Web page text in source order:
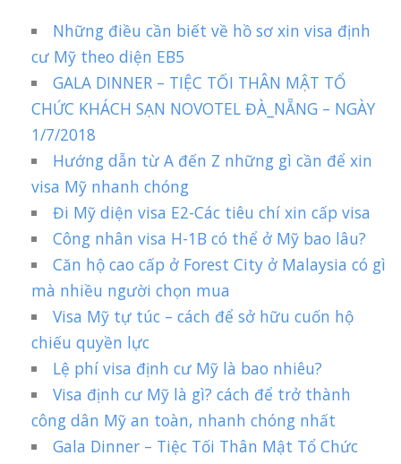
Những điều cần biết về hồ sơ xin visa định
cư Mỹ theo diện EB5
GALA DINNER – TIỆC TỐI THÂN MẬT TỔ
CHỨC KHÁCH SẠN NOVOTEL ĐÀ_NẴNG – NGÀY
1/7/2018
Hướng dẫn từ A đến Z những gì cần để xin
visa Mỹ nhanh chóng
Đi Mỹ diện visa E2-Các tiêu chí xin cấp visa
Công nhân visa H-1B có thể ở Mỹ bao lâu?
Căn hộ cao cấp ở Forest City ở Malaysia có gì
mà nhiều người chọn mua
Visa Mỹ tự túc – cách để sở hữu cuốn hộ
chiếu quyền lực
Lệ phí visa định cư Mỹ là bao nhiêu?
Visa định cư Mỹ là gì? cách để trở thành
công dân Mỹ an toàn, nhanh chóng nhất
Gala Dinner – Tiệc Tối Thân Mật Tổ Chức